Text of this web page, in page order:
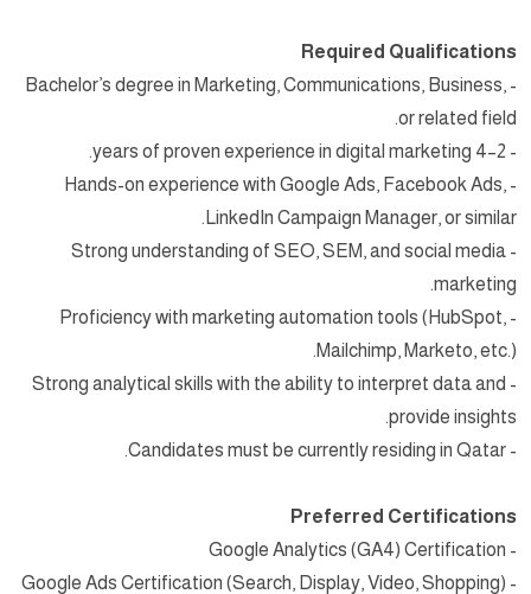
Required Qualifications
- Bachelor’s degree in Marketing, Communications, Business,
or related field.
- 2–4 years of proven experience in digital marketing.
- Hands-on experience with Google Ads, Facebook Ads,
LinkedIn Campaign Manager, or similar.
- Strong understanding of SEO, SEM, and social media
marketing.
- Proficiency with marketing automation tools (HubSpot,
Mailchimp, Marketo, etc.).
- Strong analytical skills with the ability to interpret data and
provide insights.
- Candidates must be currently residing in Qatar.
Preferred Certifications
- Google Analytics (GA4) Certification
- Google Ads Certification (Search, Display, Video, Shopping)